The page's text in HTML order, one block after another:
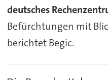
deutsches
Befürchtungen mit
berichtet Begic.